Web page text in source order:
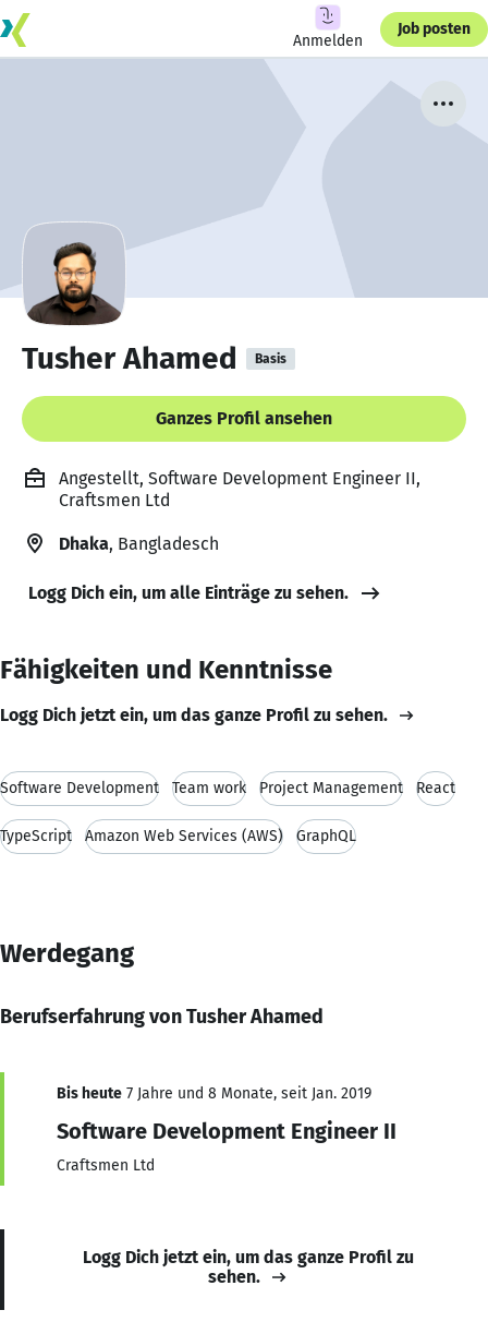
Anmelden
Job posten
Tusher Ahamed Basis
Ganzes Profil ansehen
Angestellt, Software Development Engineer II,
Craftsmen Ltd
Dhaka, Bangladesch
Logg Dich ein, um alle Einträge zu sehen.
Fähigkeiten und Kenntnisse
Logg Dich jetzt ein, um das ganze Profil zu sehen.
Software Development Team work Project Management React
TypeScript Amazon Web Services (AWS) GraphQL
Werdegang
Berufserfahrung von Tusher Ahamed
Bis heute 7 Jahre und 8 Monate, seit Jan. 2019
Software Development Engineer II
Craftsmen Ltd
Logg Dich jetzt ein, um das ganze Profil zu
sehen.